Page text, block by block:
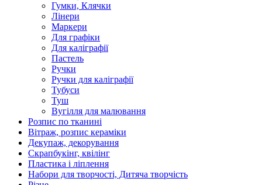
Гумки, Клячки
Лінери
Маркери
Для графіки
Для каліграфії
Пастель
Ручки
Ручки для каліграфії
Тубуси
Туш
Вугілля для малювання
Розпис по тканині
Вітраж, розпис кераміки
Декупаж, декорування
Скрапбукінг, квілінг
Пластика і ліплення
Набори для творчості, Дитяча творчість